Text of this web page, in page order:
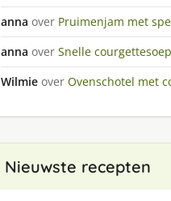
anna over Pruimenjam met
anna over Snelle
Wilmie over Ovenschotel met
Nieuwste recepten